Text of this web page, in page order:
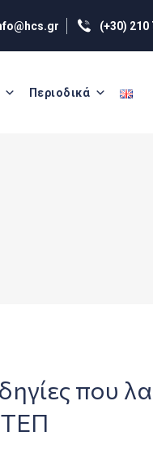
(+30) 210
Περιοδικά
που
ΤΕΠ